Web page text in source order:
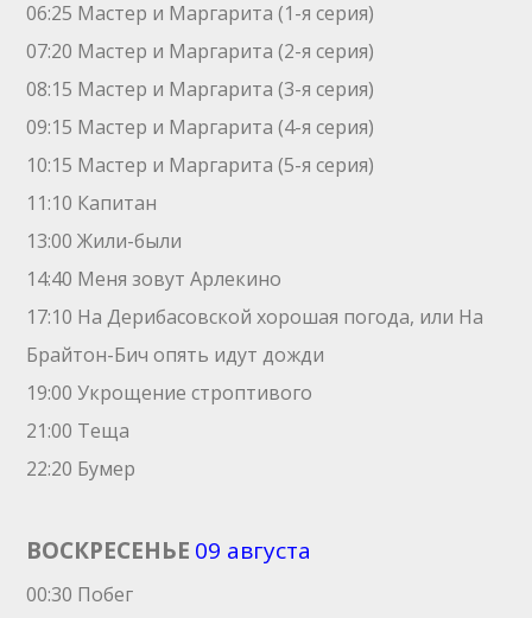
06:25 Мастер и Маргарита (1-я серия)
07:20 Мастер и Маргарита (2-я серия)
08:15 Мастер и Маргарита (3-я серия)
09:15 Мастер и Маргарита (4-я серия)
10:15 Мастер и Маргарита (5-я серия)
11:10 Капитан
13:00 Жили-были
14:40 Меня зовут Арлекино
17:10 На Дерибасовской хорошая погода, или На
Брайтон-Бич опять идут дожди
19:00 Укрощение строптивого
21:00 Теща
22:20 Бумер
ВОСКРЕСЕНЬЕ 09 августа
00:30 Побег